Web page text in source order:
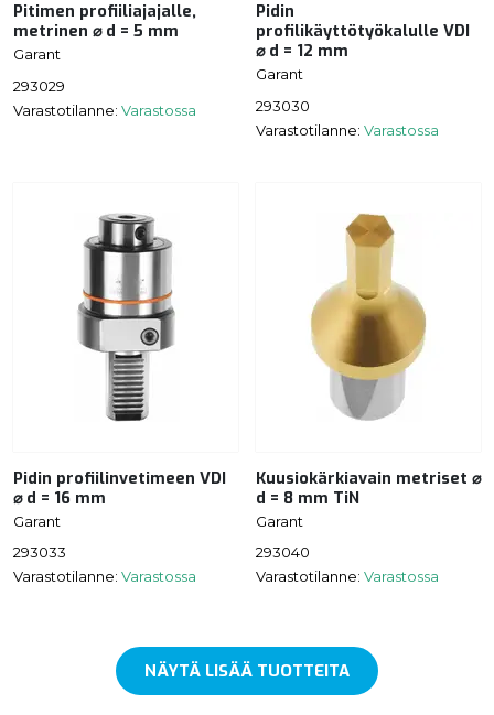
Pitimen profiiliajajalle,
metrinen ⌀ d = 5 mm
Garant
293029
Varastotilanne: Varastossa
Pidin
profilikäyttötyökalulle VDI
⌀ d = 12 mm
Garant
293030
Varastotilanne: Varastossa
Pidin profiilinvetimeen VDI
⌀ d = 16 mm
Garant
293033
Varastotilanne: Varastossa
Kuusiokärkiavain metriset ⌀
d = 8 mm TiN
Garant
293040
Varastotilanne: Varastossa
NÄYTÄ LISÄÄ TUOTTEITA